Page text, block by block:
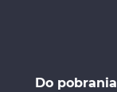
Do pobrania